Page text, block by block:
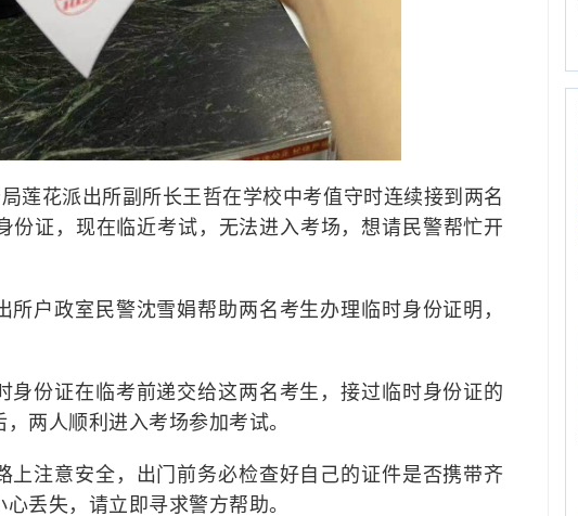
莲花派出所副所长王哲在学校中考值守时连续接到两名
份证，现在临近考试，无法进入考场，想请民警帮忙开
户政室民警沈雪娟帮助两名考生办理临时身份证明，
身份证在临考前递交给这两名考生，接过临时身份证的
两人顺利进入考场参加考试。
上注意安全，出门前务必检查好自己的证件是否携带齐
丢失，请立即寻求警方帮助。